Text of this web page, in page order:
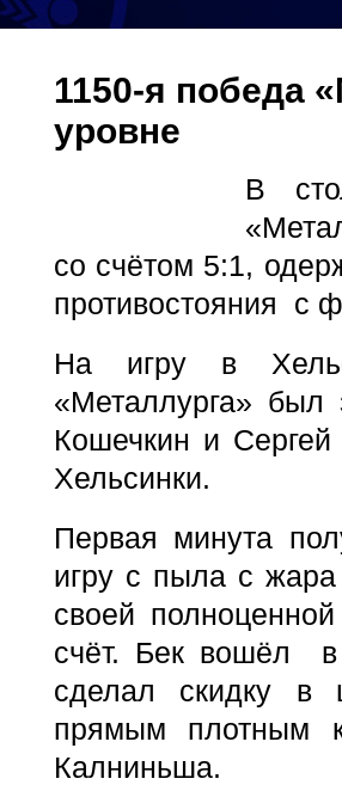
1150-я победа
уровне
В
со счётом 5:1,
противостояния с
На игру в
«Металлурга»
Кошечкин и
Хельсинки.
Первая минута
игру с пыла с
своей
счёт. Бек вошёл в
сделал скидку в
прямым плотным
Калниньша.